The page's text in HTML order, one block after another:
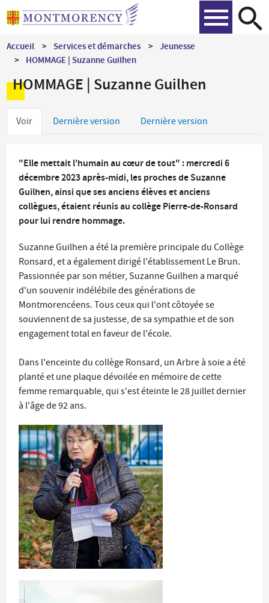
Aller
au
principal
Accueil Services et démarches
Jeunesse
HOMMAGE | Suzanne Guilhen
HOMMAGE | Suzanne Guilhen
Onglets
Voir Dernière version Dernière version
"Elle mettait l'humain au cœur de tout" : mercredi 6
décembre 2023 après-midi, les proches de Suzanne
Guilhen, ainsi que ses anciens élèves et anciens
collègues, étaient réunis au collège Pierre-de-Ronsard
pour lui rendre hommage.
Suzanne Guilhen a été la première principale du Collège
Ronsard, et a également dirigé l'établissement Le Brun.
Passionnée par son métier, Suzanne Guilhen a marqué
d'un souvenir indélébile des générations de
Montmorencéens. Tous ceux qui l'ont côtoyée se
souviennent de sa justesse, de sa sympathie et de son
engagement total en faveur de l'école.
Dans l'enceinte du collège Ronsard, un Arbre à soie a été
planté et une plaque dévoilée en mémoire de cette
femme remarquable, qui s'est éteinte le 28 juillet dernier
à l'âge de 92 ans.